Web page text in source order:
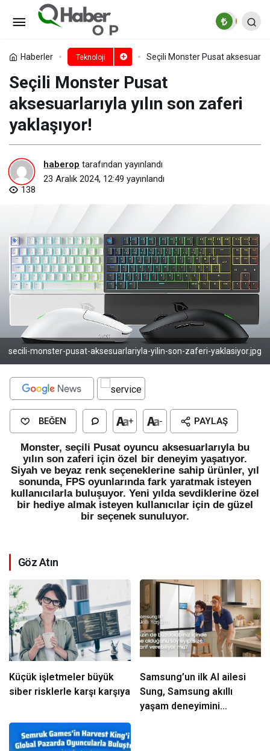
Haberler Teknoloji Seçili Monster Pusat
Seçili Monster Pusat
aksesuarlarıyla yılın son zaferi
yaklaşıyor!
haberop tarafından yayınlandı
23 Aralık 2024, 12:49 yayınlandı
138
secili-monster-pusat-aksesuarlariyla-yilin-son-zaferi-yaklasiyor.jpg
BEĞEN + - PAYLAŞ
Monster, seçili Pusat oyuncu aksesuarlarıyla bu
yılın son zaferi için özel bir deneyim yaşatıyor.
Siyah ve beyaz renk seçeneklerine sahip ürünler, yıl
sonunda, FPS oyunlarında fark yaratmak isteyen
kullanıcılarla buluşuyor. Yeni yılda sevdiklerine özel
bir hediye almak isteyen kullanıcılar için de güzel
bir seçenek sunuluyor.
Göz Atın
Küçük işletmeler büyük
siber risklerle karşı karşıya
Samsung’un ilk AI ailesi
Sung, Samsung akıllı
yaşam deneyimini
Yılbaşı İçin Sevdiklerinize Mısır
Piramitlerine Sanal Bir Yolculuk Hediye
Edin
Yorum Yap